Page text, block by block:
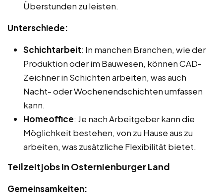
Überstunden zu leisten.
Unterschiede:
Schichtarbeit: In manchen Branchen, wie der
Produktion oder im Bauwesen, können CAD-
Zeichner in Schichten arbeiten, was auch
Nacht- oder Wochenendschichten umfassen
kann.
Homeoffice: Je nach Arbeitgeber kann die
Möglichkeit bestehen, von zu Hause aus zu
arbeiten, was zusätzliche Flexibilität bietet.
Teilzeitjobs in Osternienburger Land
Gemeinsamkeiten: